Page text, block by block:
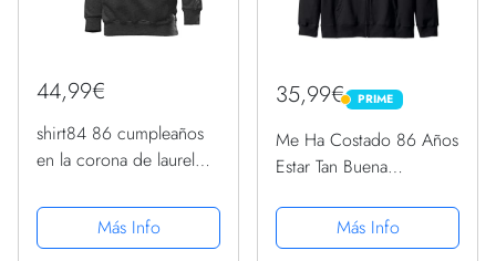
44,99€
shirt84 86 cumpleaños
en la corona de laurel
para hombre, Gris
oscuro jaspeado., XXXL
Más Info
35,99€ PRIME
PRIME
Me Ha Costado 86 Años
Estar Tan Buena
Sudadera con Capucha
Más Info